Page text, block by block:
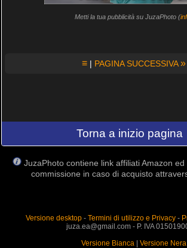
Metti la tua pubblicità su JuzaPhoto (
≡ | PAGINA SUCCESSIVA»
Torna a inizio pagina
JuzaPhoto contiene link affiliati Amazon
commissione in caso di acquisto
Versione desktop- Termini di utilizzo e Privacy-
juza.ea@gmail.com - P. IVA
Versione Bianca
Versione Nera